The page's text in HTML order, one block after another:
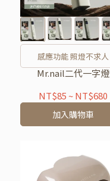
感應功能 照燈不求人
Mr.nail二代一字燈
NT$85 ~NT$680
加入購物車